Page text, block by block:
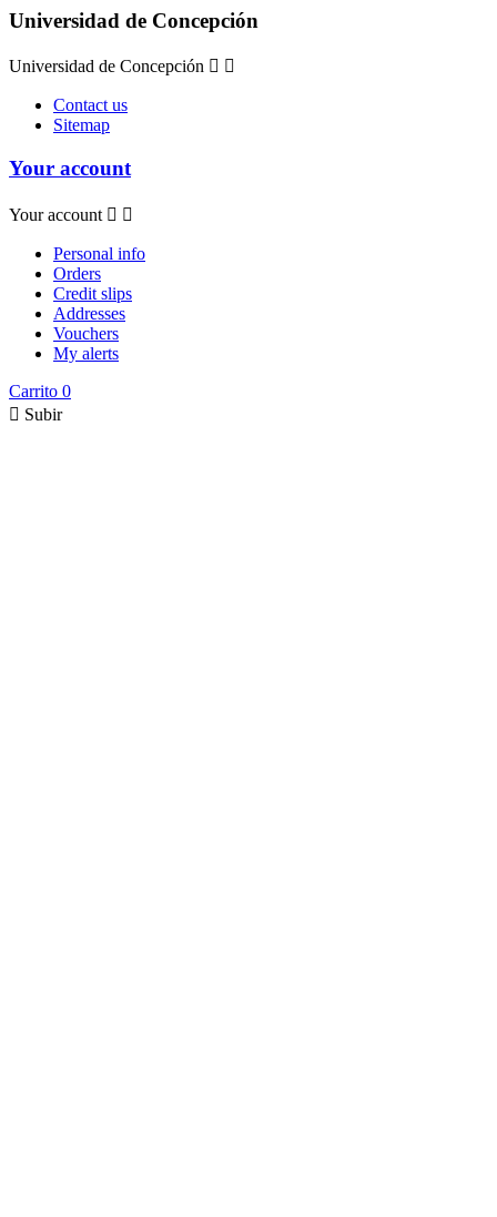
Universidad de Concepción
Universidad de Concepción  
Contact us
Sitemap
Your account
Your account  
Personal info
Orders
Credit slips
Addresses
Vouchers
My alerts
Carrito 0
 Subir